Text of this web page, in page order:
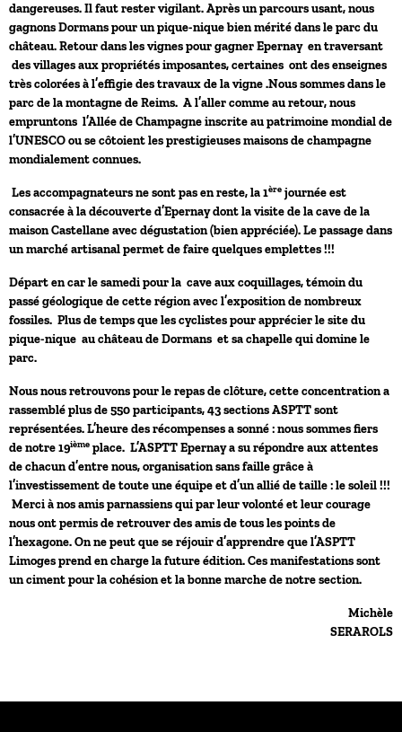
dangereuses. Il faut rester vigilant. Après un parcours usant, nous
gagnons Dormans pour un pique-nique bien mérité dans le parc du
château. Retour dans les vignes pour gagner Epernay en traversant
des villages aux propriétés imposantes, certaines ont des enseignes
très colorées à l’effigie des travaux de la vigne .Nous sommes dans le
parc de la montagne de Reims. A l’aller comme au retour, nous
empruntons l’Allée de Champagne inscrite au patrimoine mondial de
l’UNESCO ou se côtoient les prestigieuses maisons de champagne
mondialement connues.
Les accompagnateurs ne sont pas en reste, la 1ère journée est
consacrée à la découverte d’Epernay dont la visite de la cave de la
maison Castellane avec dégustation (bien appréciée). Le passage dans
un marché artisanal permet de faire quelques emplettes !!!
Départ en car le samedi pour la cave aux coquillages, témoin du
passé géologique de cette région avec l’exposition de nombreux
fossiles. Plus de temps que les cyclistes pour apprécier le site du
pique-nique au château de Dormans et sa chapelle qui domine le
parc.
Nous nous retrouvons pour le repas de clôture, cette concentration a
rassemblé plus de 550 participants, 43 sections ASPTT sont
représentées. L’heure des récompenses a sonné : nous sommes fiers
de notre 19ième place. L’ASPTT Epernay a su répondre aux attentes
de chacun d’entre nous, organisation sans faille grâce à
l’investissement de toute une équipe et d’un allié de taille : le soleil !!!
Merci à nos amis parnassiens qui par leur volonté et leur courage
nous ont permis de retrouver des amis de tous les points de
l’hexagone. On ne peut que se réjouir d’apprendre que l’ASPTT
Limoges prend en charge la future édition. Ces manifestations sont
un ciment pour la cohésion et la bonne marche de notre section.
Michèle
SERAROLS